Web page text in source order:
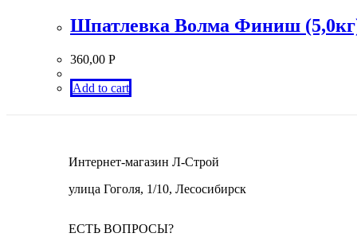
Шпатлевка Волма Финиш
360,00 Р
Add to cart
Интернет-магазин Л-Строй
улица Гоголя, 1/10, Лесосибирск
ЕСТЬ ВОПРОСЫ?